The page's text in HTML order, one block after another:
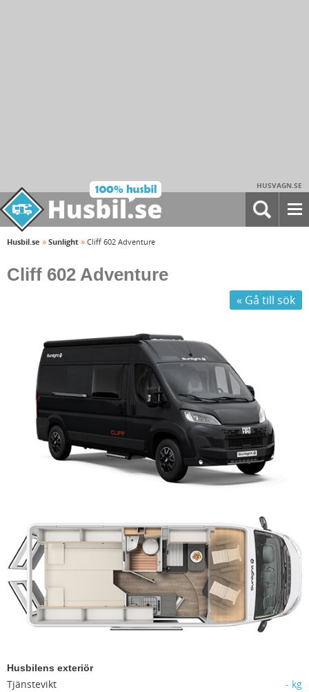
HUSVAGN.SE
Husbil.se » Sunlight » Cliff 602 Adventure
Cliff 602 Adventure
« Gå till sök
Husbilens exteriör
Tjänstevikt
- kg